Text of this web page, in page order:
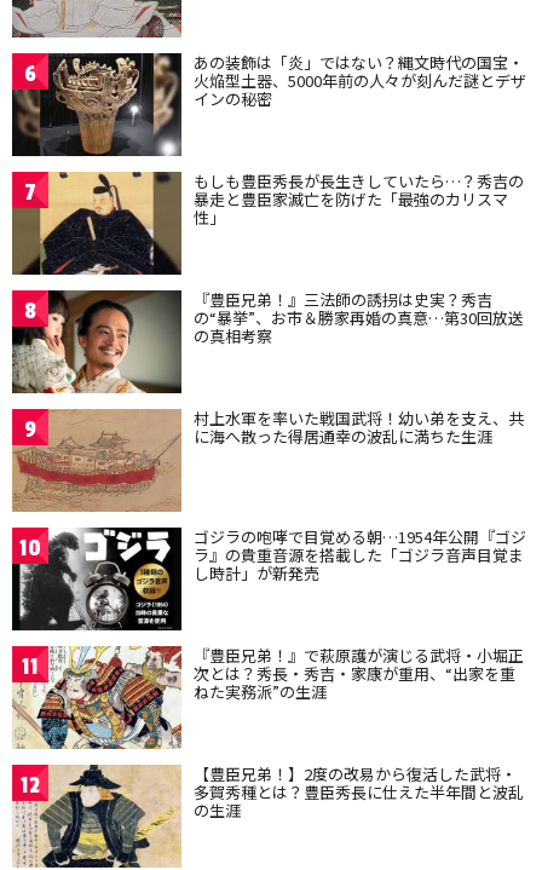
6 あの装飾は「炎」ではない？縄文時代の国宝・
火焔型土器、5000年前の人々が刻んだ謎とデザ
インの秘密
7 もしも豊臣秀長が長生きしていたら…？秀吉の
暴走と豊臣家滅亡を防げた「最強のカリスマ
性」
8 『豊臣兄弟！』三法師の誘拐は史実？秀吉
の“暴挙”、お市＆勝家再婚の真意…第30回放送
の真相考察
9 村上水軍を率いた戦国武将！幼い弟を支え、共
に海へ散った得居通幸の波乱に満ちた生涯
10 ゴジラの咆哮で目覚める朝…1954年公開『ゴジ
ラ』の貴重音源を搭載した「ゴジラ音声目覚ま
し時計」が新発売
11 『豊臣兄弟！』で萩原護が演じる武将・小堀正
次とは？秀長・秀吉・家康が重用、“出家を重
ねた実務派”の生涯
12 【豊臣兄弟！】2度の改易から復活した武将・
多賀秀種とは？豊臣秀長に仕えた半年間と波乱
の生涯